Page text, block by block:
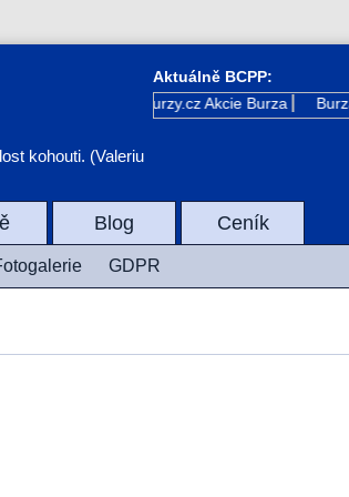
kohouti. (Valeriu
Aktuálně BCPP:
Kurzy.cz Akcie Burza Burza
Blog Ceník
GDPR